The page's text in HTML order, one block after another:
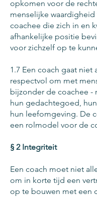
opkomen voor de
menselijke waardigheid
coachee die zich in en
afhankelijke positie
voor zichzelf op te
1.7 Een coach gaat niet
respectvol om met
bijzonder de coachee -
hun gedachtegoed,
hun leefomgeving. De
een rolmodel voor de
§ 2 Integriteit
Een coach moet niet
om in korte tijd een
op te bouwen met een